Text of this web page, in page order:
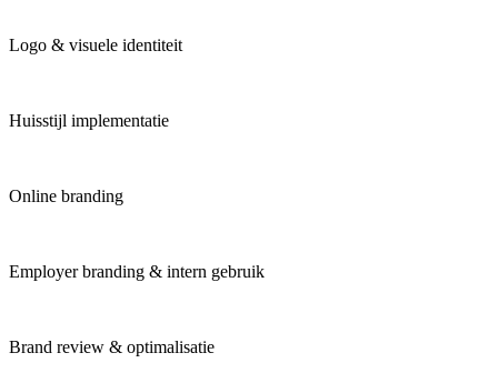
Logo & visuele identiteit
Huisstijl implementatie
Online branding
Employer branding & intern gebruik
Brand review & optimalisatie